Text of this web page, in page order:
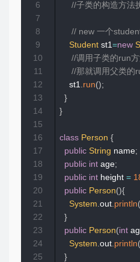
//子类的构造方法
// new 一个
Student st1=new
//调用子类的run
//那就调用父类的
		st1
.run();
}
}
class Person {
public String name;
public int age;
public int height =
public Person(){
System.out.println(
}
public Person(int
System.out.println(
}
6
7
8
9
10
11
12
13
14
15
16
17
18
19
20
21
22
23
24
25